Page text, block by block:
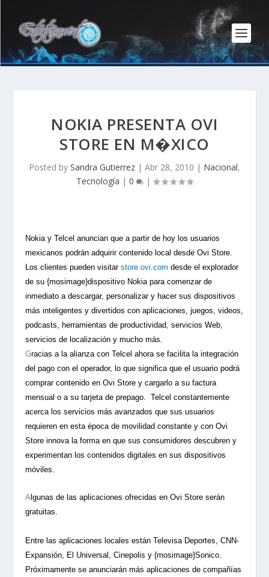
NOKIA PRESENTA OVI
STORE EN M�XICO
Posted by Sandra Gutierrez | Abr 28, 2010 | Nacional,
Tecnología | 0 |
Nokia y Telcel anuncian que a partir de hoy los usuarios
mexicanos podrán adquirir contenido local desde Ovi Store.
Los clientes pueden visitarstore.ovi.com desde el explorador
de su {mosimage}dispositivo Nokia para comenzar de
inmediato a descargar, personalizar y hacer sus dispositivos
más inteligentes y divertidos con aplicaciones, juegos, videos,
podcasts, herramientas de productividad, servicios Web,
servicios de localización y mucho más.
Gracias a la alianza con Telcel ahora se facilita la integración
del pago con el operador, lo que significa que el usuario podrá
comprar contenido en Ovi Store y cargarlo a su factura
mensual o a su tarjeta de prepago.
Telcel constantemente
acerca los servicios más avanzados que sus usuarios
requieren en esta época de movilidad constante y con Ovi
Store innova la forma en que sus consumidores descubren y
experimentan los contenidos digitales en sus dispositivos
móviles.
Algunas de las aplicaciones ofrecidas en Ovi Store serán
gratuitas.
Entre las aplicaciones locales están Televisa Deportes, CNN-
Expansión, El Universal, Cinepolis y {mosimage}Sonico.
Próximamente se anunciarán más aplicaciones de compañías